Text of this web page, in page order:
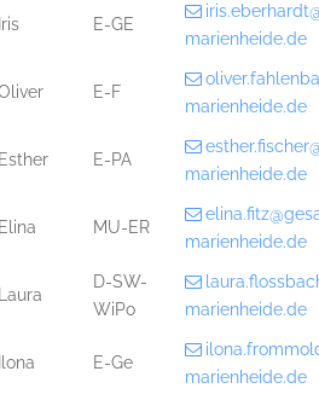
Iris E-GE
marienheide.de
E-F
marienheide.de
Esther E-PA
marienheide.de
Elina MU-ER
marienheide.de
Laura
D-SW-
WiPo
marienheide.de
Ilona E-Ge
marienheide.de